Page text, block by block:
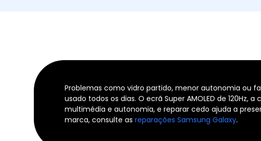
Problemas como vidro partido, menor autonomia ou
usado todos os dias. O ecrã Super AMOLED de
multimédia e autonomia, e reparar cedo ajuda a
marca, consulte as reparações Samsung Galaxy.